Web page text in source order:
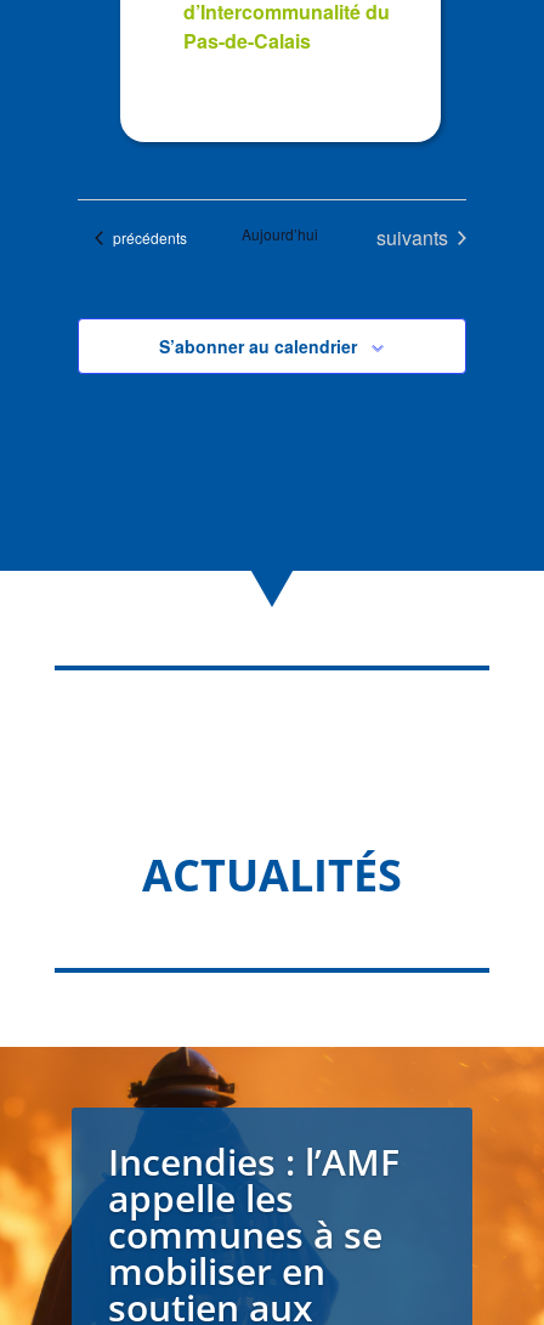
d’Intercommunalité du
Pas-de-Calais
Évènements
précédents Aujourd’hui Évènements
suivants
S’abonner au calendrier
ACTUALITÉS
Incendies : l’AMF
appelle les
communes à se
mobiliser en
soutien aux